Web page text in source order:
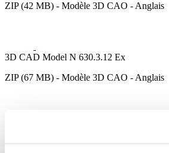
ZIP (42 MB) - Modèle 3D CAO - Anglais
3D CAD Model N 630.3.12 Ex
ZIP (67 MB) - Modèle 3D CAO - Anglais